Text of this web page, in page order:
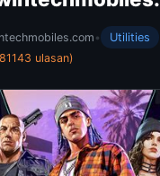
• Utilities
ulasan)